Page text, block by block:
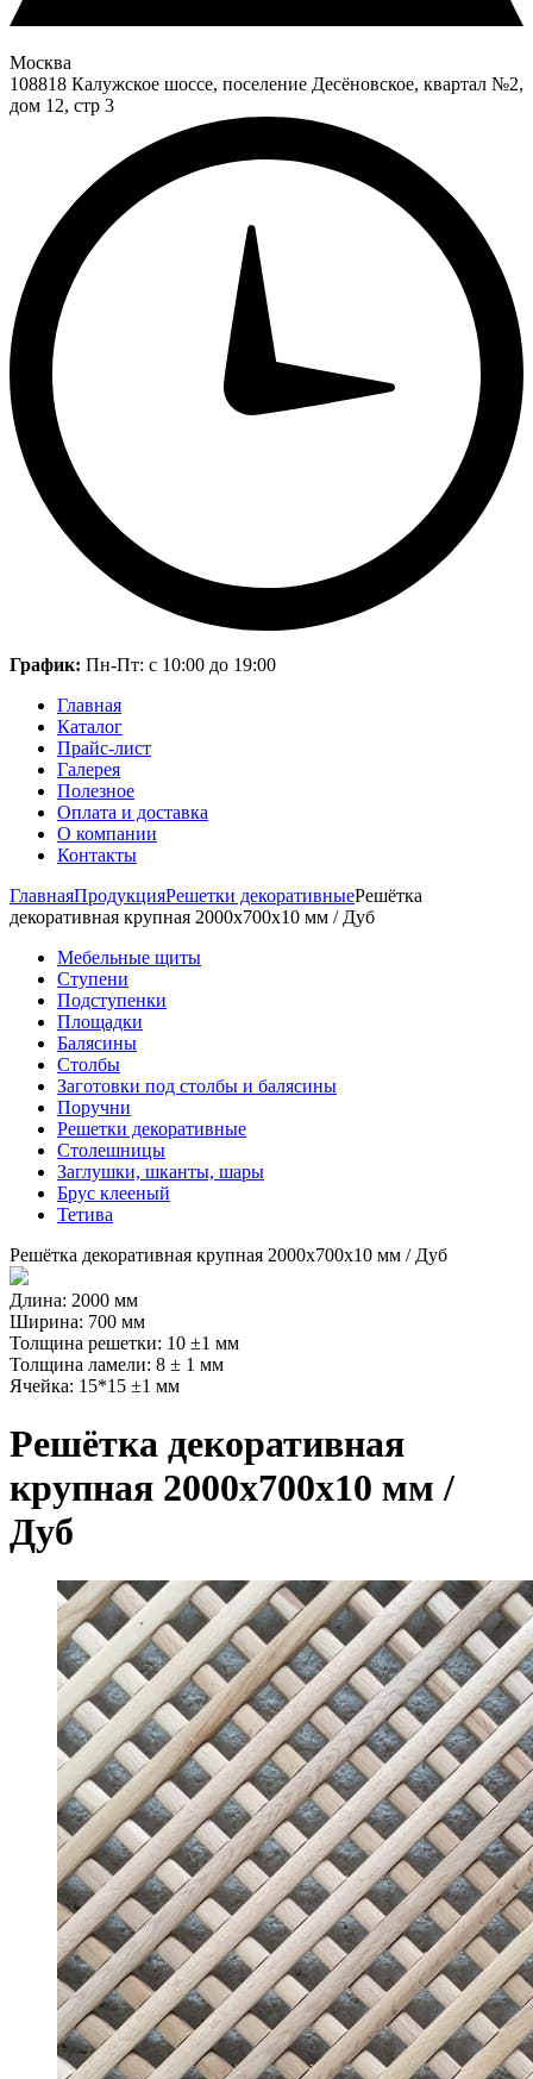
Москва
108818 Калужское шоссе, поселение Десёновское, квартал №2,
дом 12, стр 3
График: Пн-Пт: с 10:00 до 19:00
Главная
Каталог
Прайс-лист
Галерея
Полезное
Оплата и доставка
О компании
Контакты
ГлавнаяПродукцияРешетки декоративныеРешётка
декоративная крупная 2000х700х10 мм / Дуб
Мебельные щиты
Ступени
Подступенки
Площадки
Балясины
Столбы
Заготовки под столбы и балясины
Поручни
Решетки декоративные
Столешницы
Заглушки, шканты, шары
Брус клееный
Тетива
Решётка декоративная крупная 2000х700х10 мм / Дуб
Длина: 2000 мм
Ширина: 700 мм
Толщина решетки: 10 ±1 мм
Толщина ламели: 8 ± 1 мм
Ячейка: 15*15 ±1 мм
Решётка декоративная
крупная 2000х700х10 мм /
Дуб